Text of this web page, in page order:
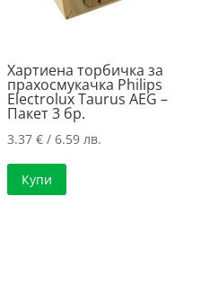
Хартиена торбичка за
прахосмукачка Philips
Electrolux Taurus AEG –
Пакет 3 бр.
3.37€ / 6.59 лв.
Купи